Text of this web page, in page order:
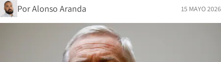
PorAlonso Aranda 15 MAYO 2026